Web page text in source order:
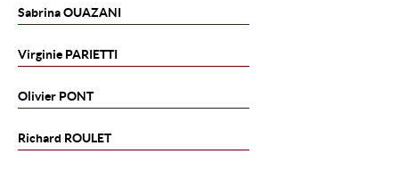
SabrinaOUAZANI
Virginie PARIETTI
Olivier PONT
Richard ROULET